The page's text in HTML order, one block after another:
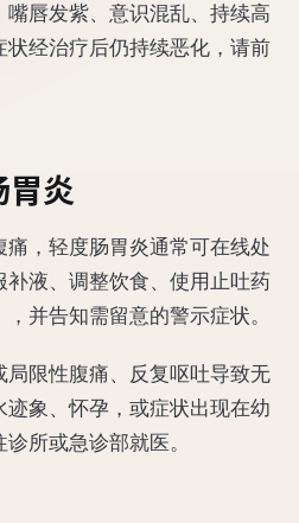
唇发紫、意识混乱、持续高
经治疗后仍持续恶化，请前
胃炎
，轻度肠胃炎通常可在线处
液、调整饮食、使用止吐药
并告知需留意的警示症状。
限性腹痛、反复呕吐导致无
象、怀孕，或症状出现在幼
所或急诊部就医。